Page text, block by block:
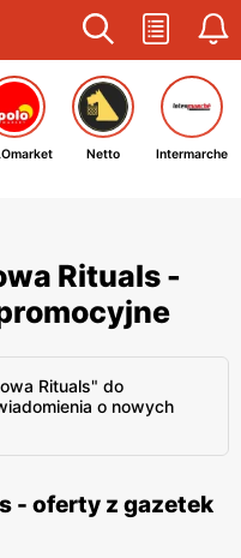
Netto Intermarche
Rituals -
Rituals" do
o nowych
- oferty z gazetek